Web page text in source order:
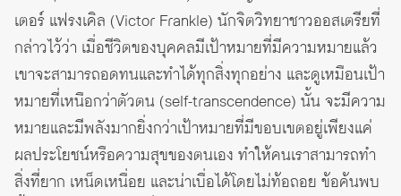
เตอร์ แฟรงเคิล (Victor Frankle) นักจิตวิทยาชาวออสเตรียที่
กล่าวไว้ว่า เมื่อชีวิตของบุคคลมีเป้าหมายที่มีความหมายแล้ว
เขาจะสามารถอดทนและทำได้ทุกสิ่งทุกอย่าง และดูเหมือนเป้า
หมายที่เหนือกว่าตัวตน (self-transcendence) นั้น จะมีความ
หมายและมีพลังมากยิ่งกว่าเป้าหมายที่มีขอบเขตอยู่เพียงแค่
ผลประโยชน์หรือความสุขของตนเอง ทำให้คนเราสามารถทำ
สิ่งที่ยาก เหน็ดเหนื่อย และน่าเบื่อได้โดยไม่ท้อถอย ข้อค้นพบ